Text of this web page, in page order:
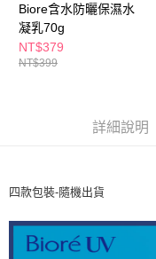
Biore含水防曬保濕水
凝乳70g
NT$379
NT$399
詳細說明
四款包裝-隨機出貨